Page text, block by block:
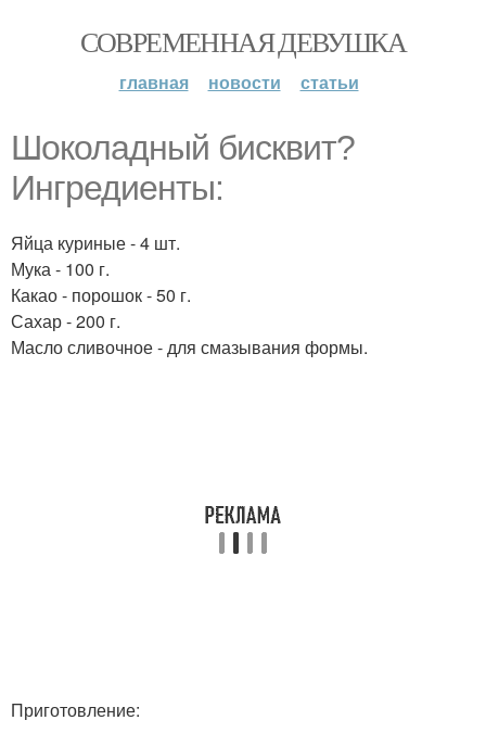
СОВРЕМЕННАЯ ДЕВУШКА
главная новости статьи
Шоколадный бисквит?
Ингредиенты:
Яйца куриные - 4 шт.
Мука - 100 г.
Какао - порошок - 50 г.
Сахар - 200 г.
Масло сливочное - для смазывания формы.
Приготовление: